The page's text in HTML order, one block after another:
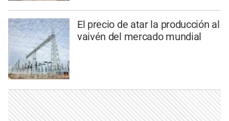
El precio de atar la producción al
vaivén del mercado mundial